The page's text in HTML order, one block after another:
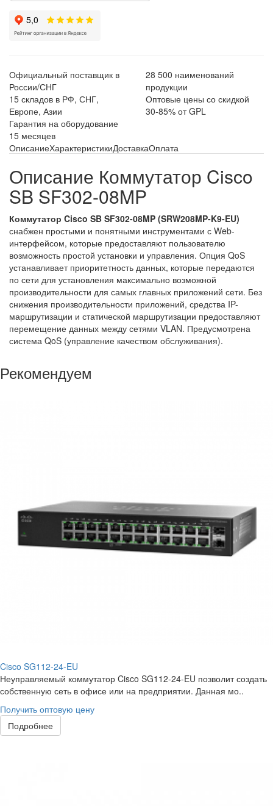
Официальный поставщик в
России/СНГ
28 500 наименований
продукции
15 складов в РФ, СНГ,
Европе, Азии
Оптовые цены со скидкой
30-85% от GPL
Гарантия на оборудование
15 месяцев
ОписаниеХарактеристикиДоставкаОплата
Описание Коммутатор Cisco
SB SF302-08MP
Коммутатор Cisco SB SF302-08MP (SRW208MP-K9-EU)
снабжен простыми и понятными инструментами с Web-
интерфейсом, которые предоставляют пользователю
возможность простой установки и управления. Опция QoS
устанавливает приоритетность данных, которые передаются
по сети для установления максимально возможной
производительности для самых главных приложений сети. Без
снижения производительности приложений, средства IP-
маршрутизации и статической маршрутизации предоставляют
перемещение данных между сетями VLAN. Предусмотрена
система QoS (управление качеством обслуживания).
Рекомендуем
Cisco SG112-24-EU
Неуправляемый коммутатор Cisco SG112-24-EU позволит создать
собственную сеть в офисе или на предприятии. Данная мо..
Получить оптовую цену
Подробнее